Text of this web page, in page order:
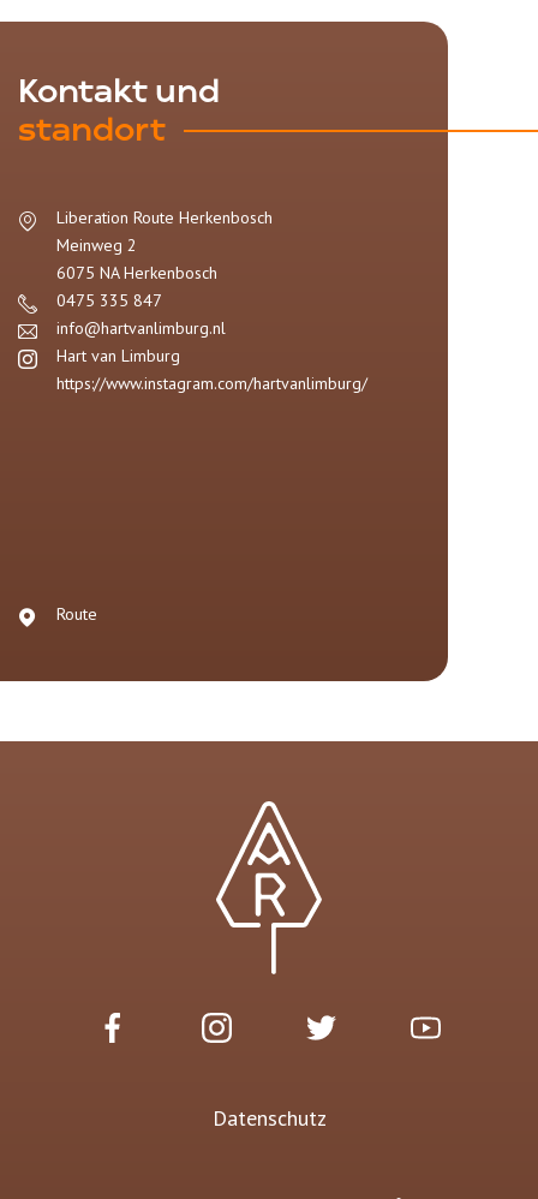
Kontakt und
standort
Liberation Route Herkenbosch
Meinweg 2
6075 NA Herkenbosch
0475 335 847
info@hartvanlimburg.nl
Hart van Limburg
https://www.instagram.com/hartvanlimburg/
Route
Datenschutz